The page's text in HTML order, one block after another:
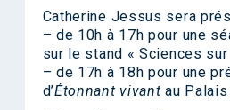
Catherine Jessus sera
– de 10h à 17h pour une
sur le stand « Sciences
– de 17h à 18h pour une
d’Étonnant vivant au Palais